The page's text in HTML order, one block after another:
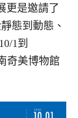
更是邀請了
態到動態、
1到
奇美博物館